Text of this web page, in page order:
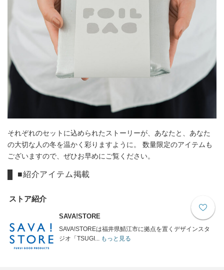
それぞれのセットに込められたストーリーが、あなたと、あなた
の大切な人の冬を温かく彩りますように。 数量限定のアイテムも
ございますので、ぜひお早めにご覧ください。
■紹介アイテム掲載
ストア紹介
SAVA!STORE
SAVA!STOREは福井県鯖江市に拠点を置くデザインスタ
ジオ「TSUGI...もっと見る